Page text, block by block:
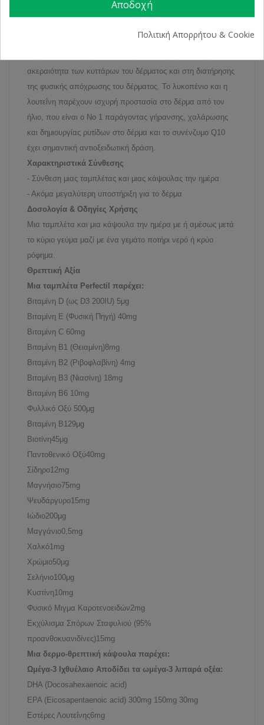
κυστίνη συμβάλλουν στην υγεία και την ανάπτυξη των
προσφέρουν συστατικά για την ενίσχυση της υγείας του
ακεραιότητα των κυττάρων του δέρματος και στη διατήρησης
της φυσικής απόχρωσης του δέρματος. Το λυκοπένιο και η
λουτεΐνη παρέχουν ισχυρή προστασία στο δέρμα από τον
ήλιο, που είναι ο Νο 1 παράγοντας γήρανσης, χαλάρωσης
και δημιουργίας ρυτίδων στο δέρμα και το συνένζυμο Q10
έχει σημαντική αντιοξειδωτική δράση.
Χαρακτηριστικά Σύνθεσης
- Σύνθεση μιας ταμπλέτας και μιας κάψουλας την ημέρα
- Ακόμα μεγαλύτερη υποστήριξη για το δέρμα
Δοσολογία & Οδηγίες Χρήσης
Μια ταμπλέτα και μια κάψουλα την ημέρα με ή αμέσως μετά
το κύριο γεύμα μαζί με ένα γεμάτο ποτήρι νερό ή κρύο
ρόφημα.
Θρεπτική Αξία
Μια ταμπλέτα Perfectil παρέχει:
Βιταμίνη D (ως D3 200IU) 5μg
Βιταμίνη E (Φυσική Πηγή) 40mg
Βιταμίνη C 60mg
Βιταμίνη B1 (Θειαμίνη)8mg
Βιταμίνη B2 (Ριβοφλαβίνη) 4mg
Βιταμίνη B3 (Νιασίνη) 18mg
Βιταμίνη B6 10mg
Φυλλικό Οξύ 500μg
Βιταμίνη B129μg
Βιοτίνη45μg
Παντοθενικό Οξύ40mg
Σίδηρο12mg
Μαγνήσιο75mg
Ψευδάργυρο15mg
Ιώδιο200μg
Μαγγάνιο0,5mg
Χαλκό1mg
Χρώμιο50μg
Σελήνιο100μg
Κυστίνη10mg
Φυσικό Μιγμα Καροτενοειδών2mg
Εκχύλισμα Σπόρων Σταφυλιού (95%
προανθοκυανιδίνες)15mg
Μια δερμο-θρεπτική κάψουλα παρέχει:
Ωμέγα-3 Ιχθυέλαιο Αποδίδει τα ωμέγα-3 λιπαρά οξέα:
DHA (Docosahexaenoic acid)
EPA (Eicosapentaenoic acid) 300mg 150mg 30mg
Εστέρες Λουτεΐνης6mg
Αποδοχή
Πολιτική Απορρήτου & Cookie